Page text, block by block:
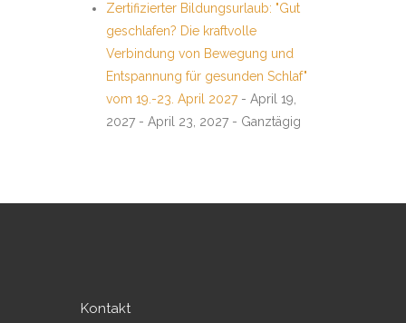
Zertifizierter Bildungsurlaub: "Gut
geschlafen? Die kraftvolle
Verbindung von Bewegung und
Entspannung für gesunden Schlaf"
vom 19.-23. April 2027- April 19,
2027 - April 23, 2027 - Ganztägig
Kontakt